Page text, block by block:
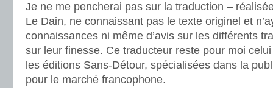
Je ne me pencherai pas sur la traduction –
Le Dain, ne connaissant pas le texte originel et
connaissances ni même d’avis sur les différents
sur leur finesse. Ce traducteur reste pour moi
les éditions Sans-Détour, spécialisées dans la
pour le marché francophone.